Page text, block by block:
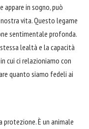
in sogno, può
vita. Questo legame
sentimentale profonda.
lealtà e la capacità
cui ci relazioniamo con
quanto siamo fedeli ai
È un animale